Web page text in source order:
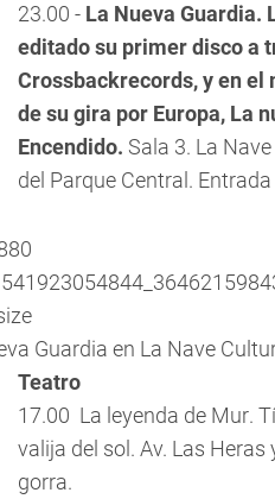
23.00 - La Nueva Guardia.
editado su primer disco a
Crossbackrecords, y en
de su gira por Europa, La
Encendido. Sala 3. La
del Parque Central.
Guardia en La Nave
Teatro
17.00  La leyenda de Mur.
valija del sol. Av. Las
gorra.